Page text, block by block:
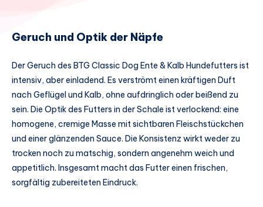
Geruch und Optik der Näpfe
Der Geruch des BTG Classic Dog Ente & Kalb Hundefutters ist
intensiv, aber einladend. Es verströmt einen kräftigen Duft
nach Geflügel und Kalb, ohne aufdringlich oder beißend zu
sein. Die Optik des Futters in der Schale ist verlockend: eine
homogene, cremige Masse mit sichtbaren Fleischstückchen
und einer glänzenden Sauce. Die Konsistenz wirkt weder zu
trocken noch zu matschig, sondern angenehm weich und
appetitlich. Insgesamt macht das Futter einen frischen,
sorgfältig zubereiteten Eindruck.